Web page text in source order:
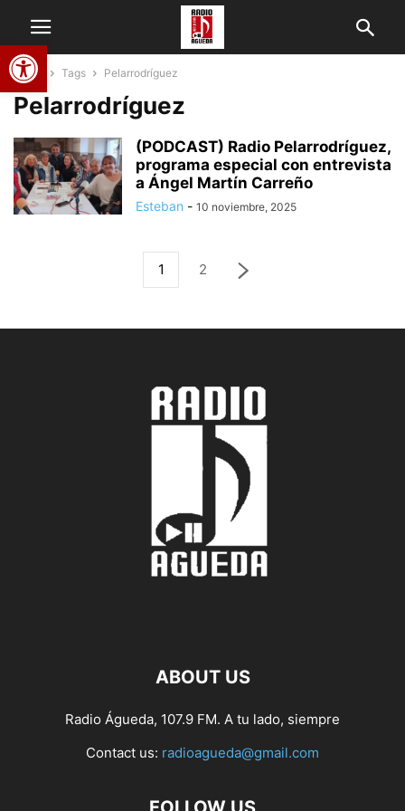
Abrir barra de herramientas
Home Tags Pelarrodríguez
Pelarrodríguez
(PODCAST) Radio Pelarrodríguez,
programa especial con entrevista
a Ángel Martín Carreño
Esteban - 10 noviembre, 2025
1 2
ABOUT US
Radio Águeda, 107.9 FM. A tu lado, siempre
Contact us: radioagueda@gmail.com